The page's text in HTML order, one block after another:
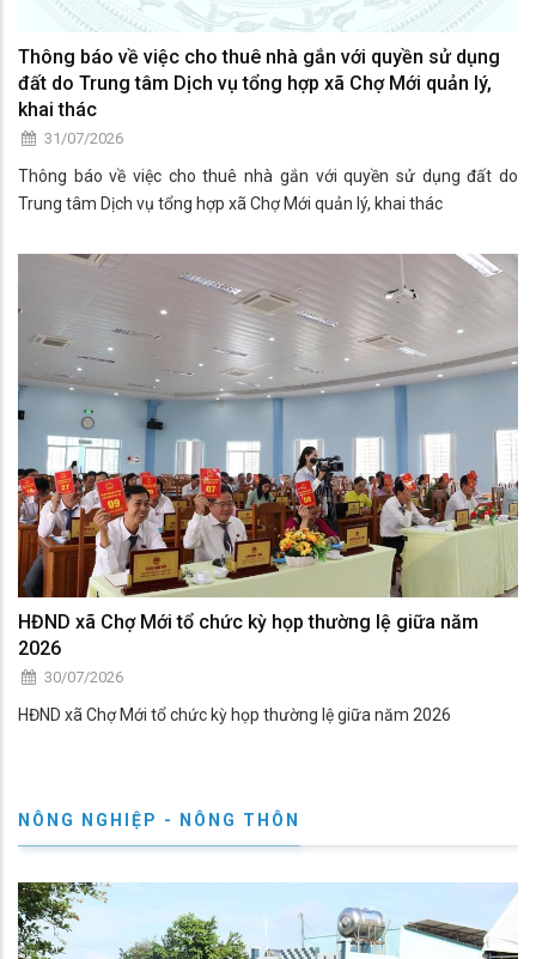
Thông báo về việc cho thuê nhà gắn với quyền sử dụng
đất do Trung tâm Dịch vụ tổng hợp xã Chợ Mới quản lý,
khai thác
31/07/2026
Thông báo về việc cho thuê nhà gắn với quyền sử dụng đất do
Trung tâm Dịch vụ tổng hợp xã Chợ Mới quản lý, khai thác
HĐND xã Chợ Mới tổ chức kỳ họp thường lệ giữa năm
2026
30/07/2026
HĐND xã Chợ Mới tổ chức kỳ họp thường lệ giữa năm 2026
NÔNG NGHIỆP - NÔNG THÔN